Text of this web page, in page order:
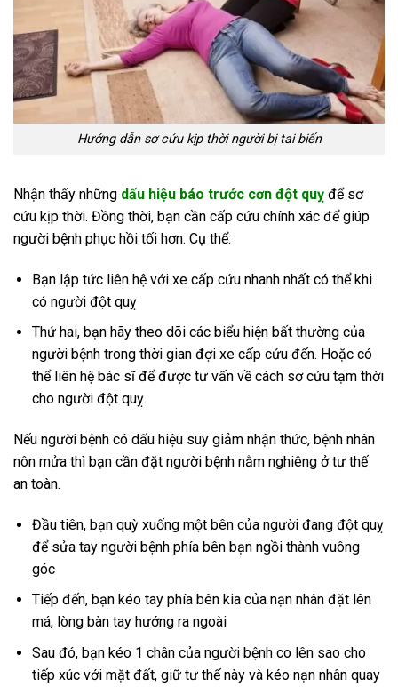
Hướng dẫn sơ cứu kịp thời người bị tai biến
Nhận thấy những dấu hiệu báo trước cơn đột quỵ để sơ
cứu kịp thời. Đồng thời, bạn cần cấp cứu chính xác để giúp
người bệnh phục hồi tối hơn. Cụ thể:
Bạn lập tức liên hệ với xe cấp cứu nhanh nhất có thể khi
có người đột quỵ
Thứ hai, bạn hãy theo dõi các biểu hiện bất thường của
người bệnh trong thời gian đợi xe cấp cứu đến. Hoặc có
thể liên hệ bác sĩ để được tư vấn về cách sơ cứu tạm thời
cho người đột quỵ.
Nếu người bệnh có dấu hiệu suy giảm nhận thức, bệnh nhân
nôn mửa thì bạn cần đặt người bệnh nằm nghiêng ở tư thế
an toàn.
Đầu tiên, bạn quỳ xuống một bên của người đang đột quỵ
để sửa tay người bệnh phía bên bạn ngồi thành vuông
góc
Tiếp đến, bạn kéo tay phía bên kia của nạn nhân đặt lên
má, lòng bàn tay hướng ra ngoài
Sau đó, bạn kéo 1 chân của người bệnh co lên sao cho
tiếp xúc với mặt đất, giữ tư thế này và kéo nạn nhân quay